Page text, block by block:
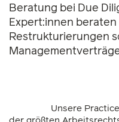
Beratung bei Due
Expert:innen beraten
Restrukturierungen
Unsere